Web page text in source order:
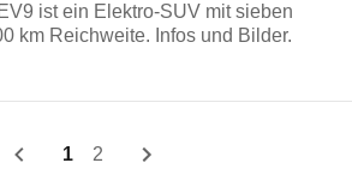
ist ein Elektro-SUV mit sieben
km Reichweite. Infos und Bilder.
1 2